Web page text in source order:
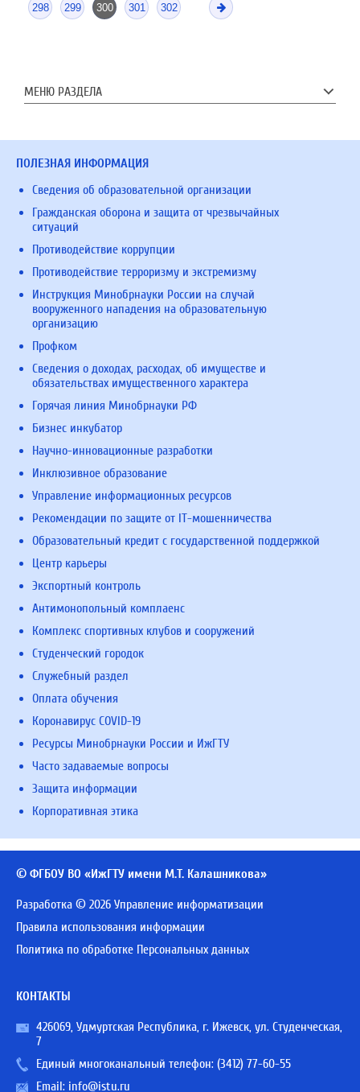
298 299 300 301 302
МЕНЮ РАЗДЕЛА
ПОЛЕЗНАЯ ИНФОРМАЦИЯ
Сведения об образовательной организации
Гражданская оборона и защита от чрезвычайных
ситуаций
Противодействие коррупции
Противодействие терроризму и экстремизму
Инструкция Минобрнауки России на случай
вооруженного нападения на образовательную
организацию
Профком
Сведения о доходах, расходах, об имуществе и
обязательствах имущественного характера
Горячая линия Минобрнауки РФ
Бизнес инкубатор
Научно-инновационные разработки
Инклюзивное образование
Управление информационных ресурсов
Рекомендации по защите от IT-мошенничества
Образовательный кредит с государственной поддержкой
Центр карьеры
Экспортный контроль
Антимонопольный комплаенс
Комплекс спортивных клубов и сооружений
Студенческий городок
Служебный раздел
Оплата обучения
Коронавирус COVID-19
Ресурсы Минобрнауки России и ИжГТУ
Часто задаваемые вопросы
Защита информации
Корпоративная этика
© ФГБОУ ВО «ИжГТУ имени М.Т. Калашникова»
Разработка © 2026 Управление информатизации
Правила использования информации
Политика по обработке Персональных данных
КОНТАКТЫ
426069, Удмуртская Республика, г. Ижевск, ул. Студенческая,
7
Единый многоканальный телефон: (3412) 77-60-55
Email: info@istu.ru